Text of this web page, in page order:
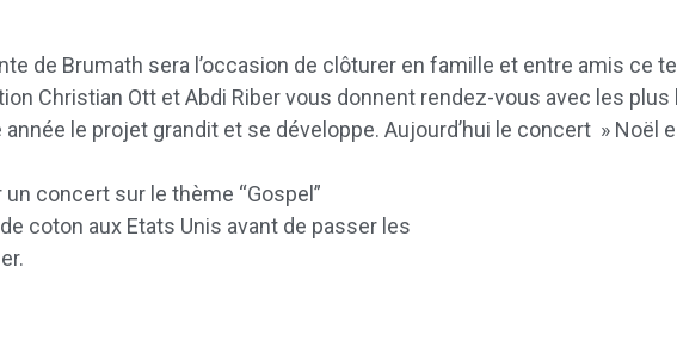
de Brumath sera l’occasion de clôturer en famille et entre amis ce
Christian Ott et Abdi Riber vous donnent rendez-vous avec les
année le projet grandit et se développe. Aujourd’hui le concert »
concert sur le thème “Gospel”
coton aux Etats Unis avant de passer les